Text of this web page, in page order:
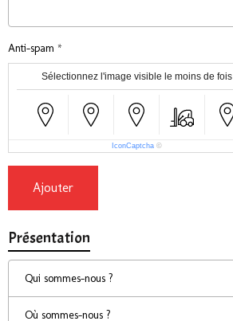
Anti-spam
Sélectionnez l'image visible le moins de fois
IconCaptcha ©
Ajouter
Présentation
Qui sommes-nous ?
Où sommes-nous ?